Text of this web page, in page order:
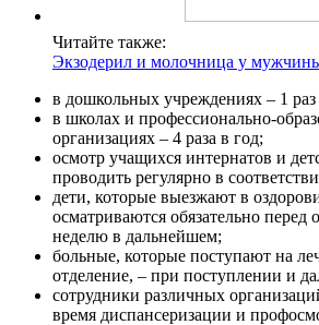
Читайте также:
Экзодерил и молочница у
в дошкольных учреждениях – 1 раз
в школах и профессионально-
организациях – 4 раза в год;
осмотр учащихся интернатов и
проводить регулярно в
дети, которые выезжают в
осматриваются обязательно
неделю в дальнейшем;
больные, которые поступают на
отделение, – при поступлении и
сотрудники различных
время диспансеризации и